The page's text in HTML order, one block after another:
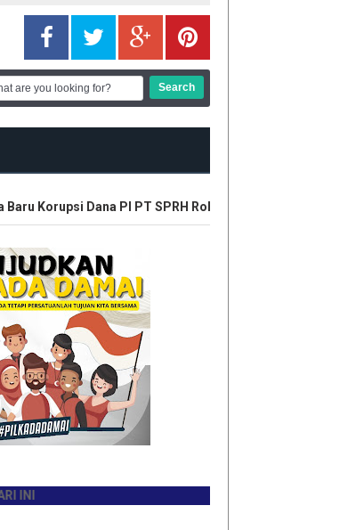
Korupsi Dana PI PT SPRH Rohil